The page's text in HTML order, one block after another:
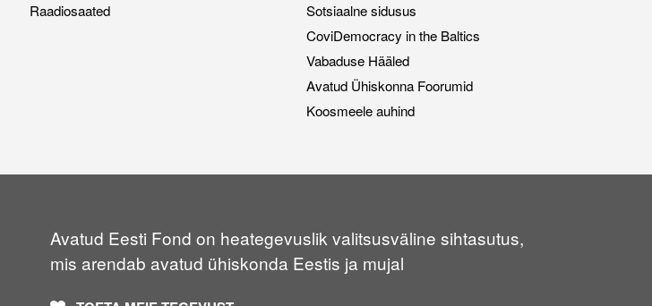
Raadiosaated
Sotsiaalne sidusus
CoviDemocracy in the Baltics
Vabaduse Hääled
Avatud Ühiskonna Foorumid
Koosmeele auhind
Avatud Eesti Fond on heategevuslik valitsusväline sihtasutus,
mis arendab avatud ühiskonda Eestis ja mujal